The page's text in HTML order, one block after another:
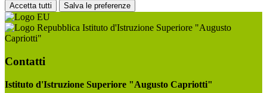
Accetta tutti Salva le preferenze
Istituto d'Istruzione Superiore "Augusto
Capriotti"
Contatti
Istituto d'Istruzione Superiore "Augusto Capriotti"